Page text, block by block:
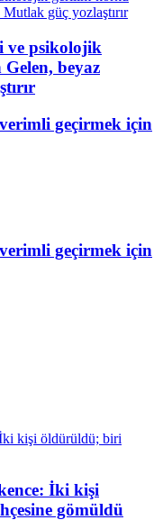
ve psikolojik
beyaz
geçirmek için
geçirmek için
İki kişi
gömüldü